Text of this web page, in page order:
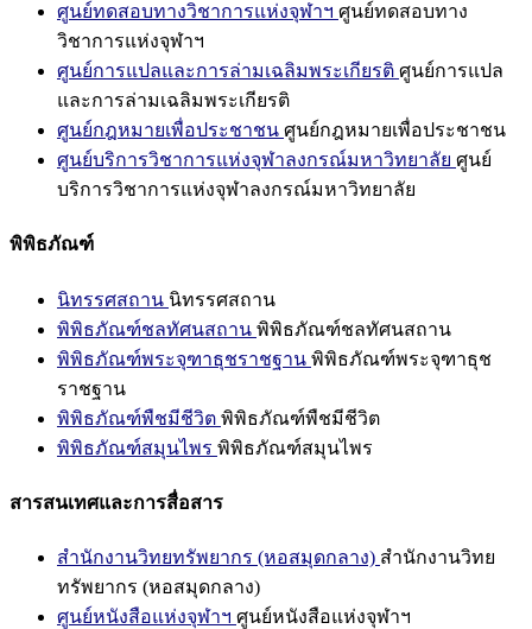
ศูนย์ทดสอบทางวิชาการแห่งจุฬาฯ ศูนย์ทดสอบทาง
วิชาการแห่งจุฬาฯ
ศูนย์การแปลและการล่ามเฉลิมพระเกียรติ ศูนย์การแปล
และการล่ามเฉลิมพระเกียรติ
ศูนย์กฎหมายเพื่อประชาชน ศูนย์กฎหมายเพื่อประชาชน
ศูนย์บริการวิชาการแห่งจุฬาลงกรณ์มหาวิทยาลัย ศูนย์
บริการวิชาการแห่งจุฬาลงกรณ์มหาวิทยาลัย
พิพิธภัณฑ์
นิทรรศสถาน นิทรรศสถาน
พิพิธภัณฑ์ชลทัศนสถาน พิพิธภัณฑ์ชลทัศนสถาน
พิพิธภัณฑ์พระจุฑาธุชราชฐาน พิพิธภัณฑ์พระจุฑาธุช
ราชฐาน
พิพิธภัณฑ์พืชมีชีวิต พิพิธภัณฑ์พืชมีชีวิต
พิพิธภัณฑ์สมุนไพร พิพิธภัณฑ์สมุนไพร
สารสนเทศและการสื่อสาร
สำนักงานวิทยทรัพยากร (หอสมุดกลาง) สำนักงานวิทย
ทรัพยากร (หอสมุดกลาง)
ศูนย์หนังสือแห่งจุฬาฯ ศูนย์หนังสือแห่งจุฬาฯ